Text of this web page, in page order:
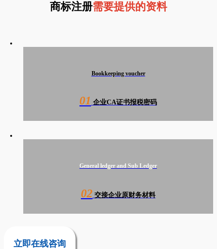
商标注册需要提供的资料
Bookkeeping voucher
01 企业CA证书报税密码
General ledger and Sub Ledger
02 交接企业原财务材料
立即在线咨询